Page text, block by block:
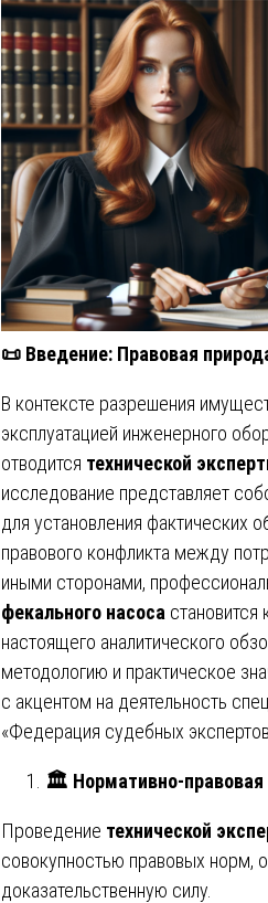
📜 Введение: Правовая
В контексте разрешения
эксплуатацией инженерного
отводится технической
исследование представляет
для установления фактических
правового конфликта между
иными сторонами,
фекального насоса
настоящего аналитического
методологию и практическое
с акцентом на деятельность
«Федерация судебных
🏛 Нормативно-
Проведение технической
совокупностью правовых норм,
доказательственную силу.